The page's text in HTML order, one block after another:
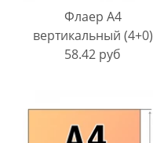
Флаер A4
вертикальный (4+0)
58.42 руб